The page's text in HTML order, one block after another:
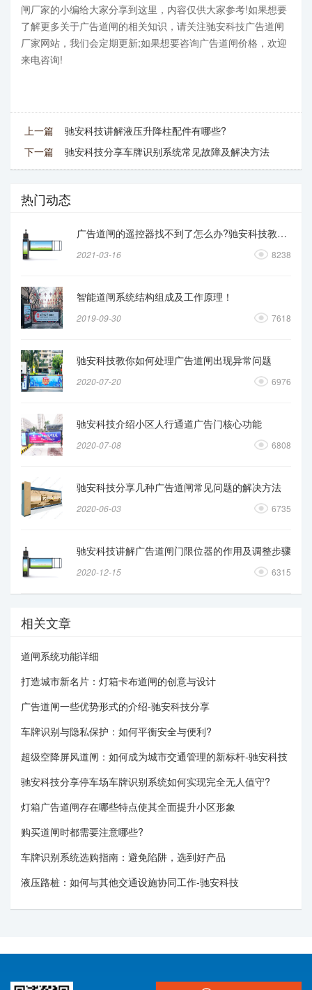
闸厂家的小编给大家分享到这里，内容仅供大家参考!如果想要
了解更多关于广告道闸的相关知识，请关注驰安科技广告道闸
厂家网站，我们会定期更新;如果想要咨询广告道闸价格，欢迎
来电咨询!
上一篇 驰安科技讲解液压升降柱配件有哪些?
下一篇 驰安科技分享车牌识别系统常见故障及解决方法
热门动态
广告道闸的遥控器找不到了怎么办?驰安科技教你操作
2021-03-16 8238
智能道闸系统结构组成及工作原理！
2019-09-30 7618
驰安科技教你如何处理广告道闸出现异常问题
2020-07-20 6976
驰安科技介绍小区人行通道广告门核心功能
2020-07-08 6808
驰安科技分享几种广告道闸常见问题的解决方法
2020-06-03 6735
驰安科技讲解广告道闸门限位器的作用及调整步骤
2020-12-15 6315
相关文章
道闸系统功能详细
打造城市新名片：灯箱卡布道闸的创意与设计
广告道闸一些优势形式的介绍-驰安科技分享
车牌识别与隐私保护：如何平衡安全与便利?
超级空降屏风道闸：如何成为城市交通管理的新标杆-驰安科技
驰安科技分享停车场车牌识别系统如何实现完全无人值守?
灯箱广告道闸存在哪些特点使其全面提升小区形象
购买道闸时都需要注意哪些?
车牌识别系统选购指南：避免陷阱，选到好产品
液压路桩：如何与其他交通设施协同工作-驰安科技